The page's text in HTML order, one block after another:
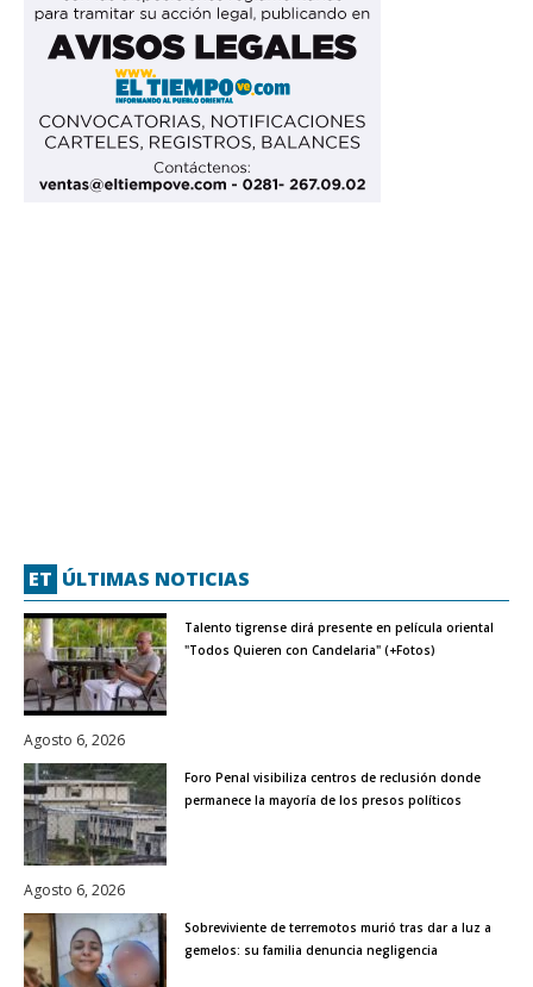
ET ÚLTIMAS NOTICIAS
Talento tigrense dirá presente en película oriental
"Todos Quieren con Candelaria" (+Fotos)
Agosto 6, 2026
Foro Penal visibiliza centros de reclusión donde
permanece la mayoría de los presos políticos
Agosto 6, 2026
Sobreviviente de terremotos murió tras dar a luz a
gemelos: su familia denuncia negligencia